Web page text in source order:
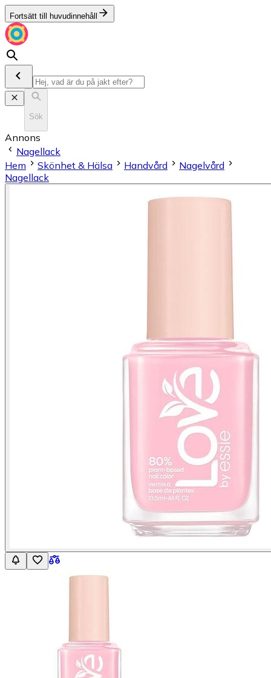
Fortsätt till huvudinnehåll
Sök
Annons
Nagellack
Hem
Skönhet & Hälsa Handvård
Nagelvård
Nagellack